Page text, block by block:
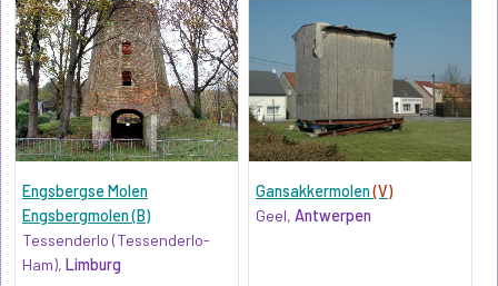
Engsbergse Molen
Engsbergmolen (B)
Tessenderlo (Tessenderlo-
Ham), Limburg
Gansakkermolen(V)
Geel,Antwerpen